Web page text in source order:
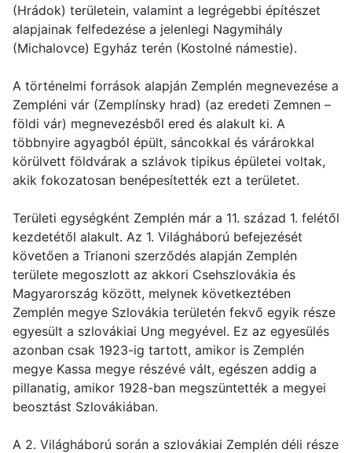
(Hrádok) területein, valamint a legrégebbi építészet
alapjainak felfedezése a jelenlegi Nagymihály
(Michalovce) Egyház terén (Kostolné námestie).
A történelmi források alapján Zemplén megnevezése a
Zempléni vár (Zemplínsky hrad) (az eredeti Zemnen –
földi vár) megnevezésből ered és alakult ki. A
többnyire agyagból épült, sáncokkal és várárokkal
körülvett földvárak a szlávok tipikus épületei voltak,
akik fokozatosan benépesítették ezt a területet.
Területi egységként Zemplén már a 11. század 1. felétől
kezdetétől alakult. Az 1. Világháború befejezését
követően a Trianoni szerződés alapján Zemplén
területe megoszlott az akkori Csehszlovákia és
Magyarország között, melynek következtében
Zemplén megye Szlovákia területén fekvő egyik része
egyesült a szlovákiai Ung megyével. Ez az egyesülés
azonban csak 1923-ig tartott, amikor is Zemplén
megye Kassa megye részévé vált, egészen addig a
pillanatig, amikor 1928-ban megszüntették a megyei
beosztást Szlovákiában.
A 2. Világháború során a szlovákiai Zemplén déli része